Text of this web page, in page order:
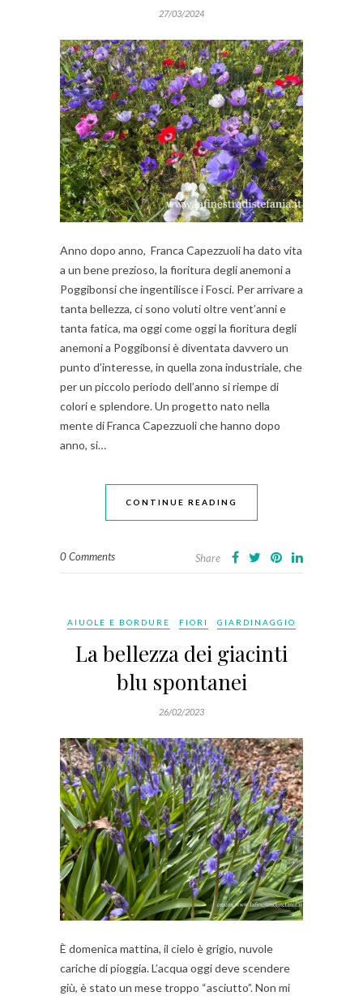
27/03/2024
Anno dopo anno, Franca Capezzuoli ha dato vita
a un bene prezioso, la fioritura degli anemoni a
Poggibonsi che ingentilisce i Fosci. Per arrivare a
tanta bellezza, ci sono voluti oltre vent’anni e
tanta fatica, ma oggi come oggi la fioritura degli
anemoni a Poggibonsi è diventata davvero un
punto d’interesse, in quella zona industriale, che
per un piccolo periodo dell’anno si riempe di
colori e splendore. Un progetto nato nella
mente di Franca Capezzuoli che hanno dopo
anno, si…
CONTINUE READING
0 Comments Share
AIUOLE E BORDURE FIORI GIARDINAGGIO
La bellezza dei giacinti
blu spontanei
26/02/2023
È domenica mattina, il cielo è grigio, nuvole
cariche di pioggia. L’acqua oggi deve scendere
giù, è stato un mese troppo “asciutto”. Non mi